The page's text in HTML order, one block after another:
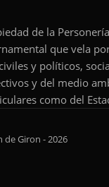
de la
que vela
y políticos,
y del medio
como del
de Giron - 2026